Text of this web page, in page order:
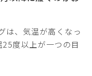
は、気温が高くなっ
度以上が一つの目